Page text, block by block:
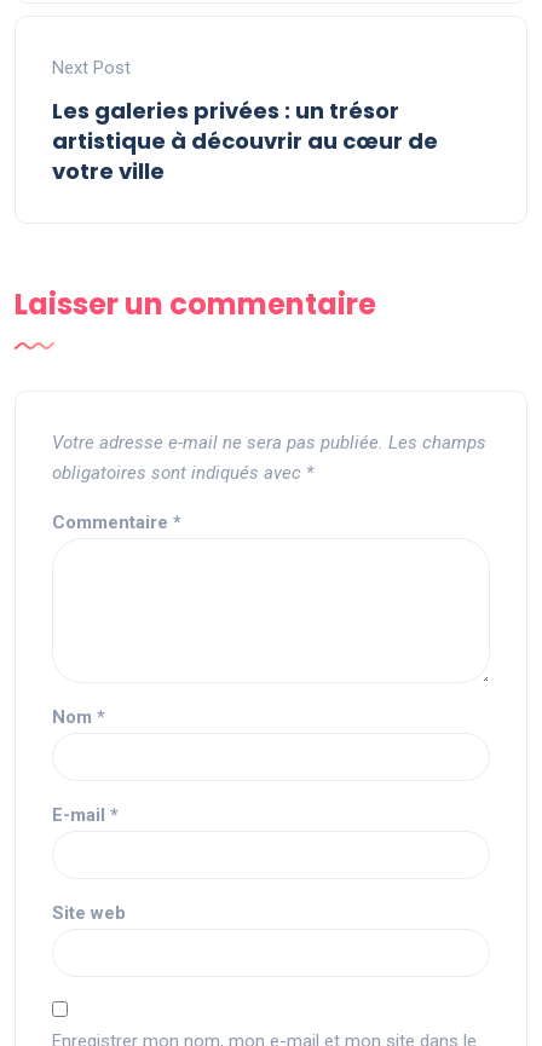
Next Post
Les galeries privées : un trésor
artistique à découvrir au cœur de
votre ville
Laisser un commentaire
Votre adresse e-mail ne sera pas publiée. Les champs
obligatoires sont indiqués avec *
Commentaire *
Nom *
E-mail *
Site web
Enregistrer mon nom, mon e-mail et mon site dans le